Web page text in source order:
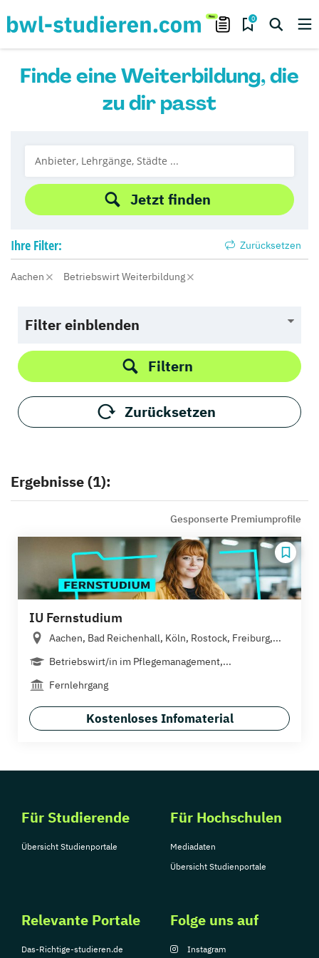
0
Finde eine Weiterbildung, die
zu dir passt
Jetzt finden
Ihre Filter: Zurücksetzen
Aachen Betriebswirt Weiterbildung
Filter einblenden
Filtern
Zurücksetzen
Ergebnisse (1):
Gesponserte Premiumprofile
IU Fernstudium
Aachen, Bad Reichenhall, Köln, Rostock, Freiburg,...
Betriebswirt/in im Pflegemanagement,...
Fernlehrgang
Kostenloses Infomaterial
Für Studierende
Übersicht Studienportale
Für Hochschulen
Mediadaten
Übersicht Studienportale
Relevante Portale
Das-Richtige-studieren.de
Folge uns auf
Instagram